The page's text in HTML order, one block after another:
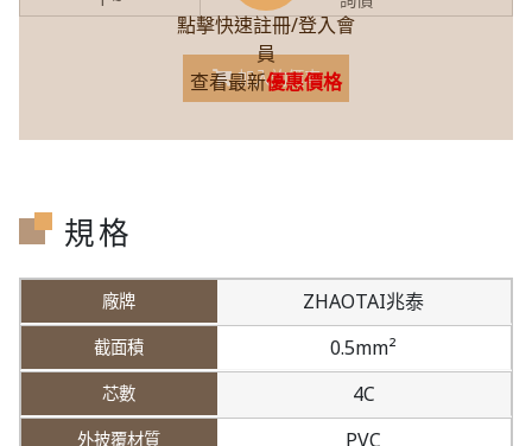
點擊快速註冊/登入會
員
查看最新優惠價格
加入詢價車
規格
ZHAOTAI兆泰
0.5mm²
4C
PVC